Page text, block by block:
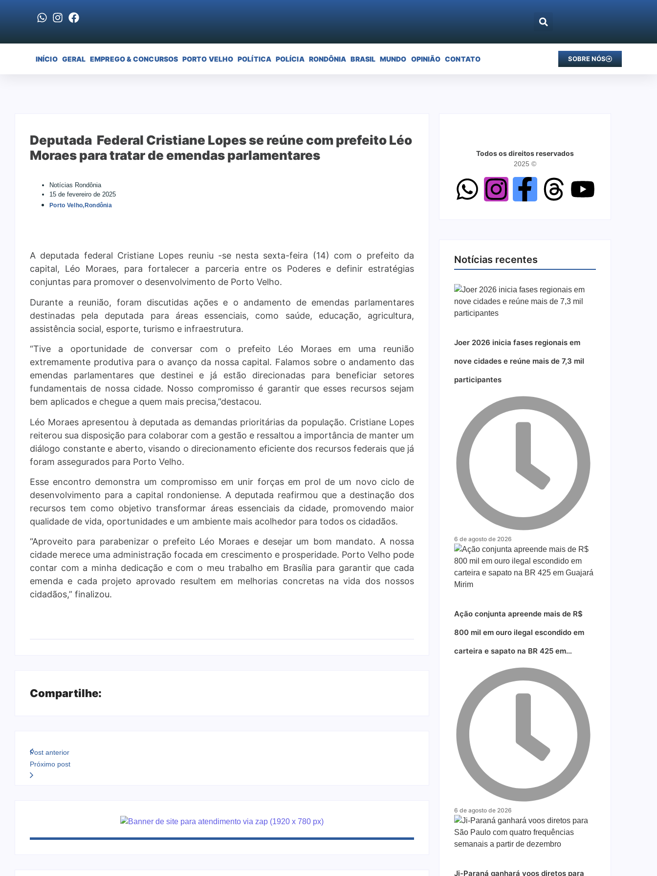
INÍCIO GERAL EMPREGO & CONCURSOS PORTO VELHO POLÍTICA POLÍCIA RONDÔNIA BRASIL MUNDO OPINIÃO CONTATO SOBRE NÓS
Deputada Federal Cristiane Lopes se reúne com prefeito Léo
Moraes para tratar de emendas parlamentares
Notícias Rondônia
15 de fevereiro de 2025
Porto Velho, Rondônia
A deputada federal Cristiane Lopes reuniu -se nesta sexta-feira (14) com o prefeito da
capital, Léo Moraes, para fortalecer a parceria entre os Poderes e definir estratégias
conjuntas para promover o desenvolvimento de Porto Velho.
Durante a reunião, foram discutidas ações e o andamento de emendas parlamentares
destinadas pela deputada para áreas essenciais, como saúde, educação, agricultura,
assistência social, esporte, turismo e infraestrutura.
“Tive a oportunidade de conversar com o prefeito Léo Moraes em uma reunião
extremamente produtiva para o avanço da nossa capital. Falamos sobre o andamento das
emendas parlamentares que destinei e já estão direcionadas para beneficiar setores
fundamentais de nossa cidade. Nosso compromisso é garantir que esses recursos sejam
bem aplicados e chegue a quem mais precisa,”destacou.
Léo Moraes apresentou à deputada as demandas prioritárias da população. Cristiane Lopes
reiterou sua disposição para colaborar com a gestão e ressaltou a importância de manter um
diálogo constante e aberto, visando o direcionamento eficiente dos recursos federais que já
foram assegurados para Porto Velho.
Esse encontro demonstra um compromisso em unir forças em prol de um novo ciclo de
desenvolvimento para a capital rondoniense. A deputada reafirmou que a destinação dos
recursos tem como objetivo transformar áreas essenciais da cidade, promovendo maior
qualidade de vida, oportunidades e um ambiente mais acolhedor para todos os cidadãos.
“Aproveito para parabenizar o prefeito Léo Moraes e desejar um bom mandato. A nossa
cidade merece uma administração focada em crescimento e prosperidade. Porto Velho pode
contar com a minha dedicação e com o meu trabalho em Brasília para garantir que cada
emenda e cada projeto aprovado resultem em melhorias concretas na vida dos nossos
cidadãos,” finalizou.
Compartilhe:
Post anterior
Próximo post
Todos os direitos reservados
2025 ©
Notícias recentes
Joer 2026 inicia fases regionais em
nove cidades e reúne mais de 7,3 mil
participantes
6 de agosto de 2026
Ação conjunta apreende mais de R$
800 mil em ouro ilegal escondido em
carteira e sapato na BR 425 em…
6 de agosto de 2026
Ji-Paraná ganhará voos diretos para